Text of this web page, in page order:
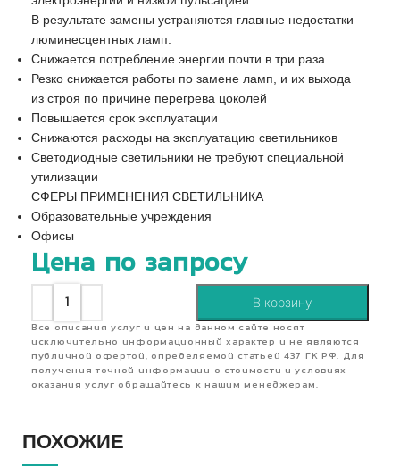
В результате замены устраняются главные недостатки
люминесцентных ламп:
Снижается потребление энергии почти в три раза
Резко снижается работы по замене ламп, и их выхода
из строя по причине перегрева цоколей
Повышается срок эксплуатации
Снижаются расходы на эксплуатацию светильников
Светодиодные светильники не требуют специальной
утилизации
СФЕРЫ ПРИМЕНЕНИЯ СВЕТИЛЬНИКА
Образовательные учреждения
Офисы
Цена по запросу
В корзину
Все описания услуг и цен на данном сайте носят
исключительно информационный характер и не являются
публичной офертой, определяемой статьей 437 ГК РФ. Для
получения точной информации о стоимости и условиях
оказания услуг обращайтесь к нашим менеджерам.
ПОХОЖИЕ